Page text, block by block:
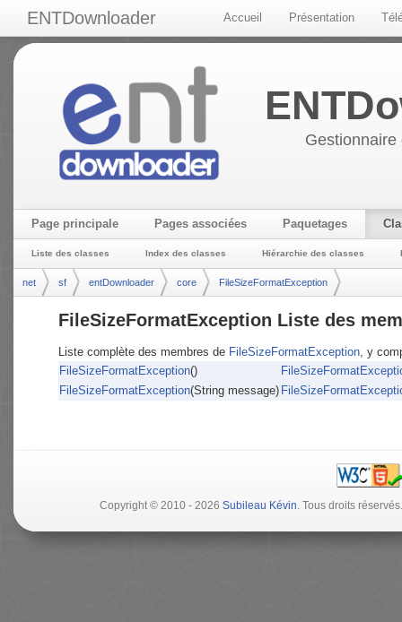
ENTDownloader Accueil Présentation
Page principale Pages associées Paquetages
Liste des classes Index des classes Hiérarchie des classes
net sf entDownloader core FileSizeFormatException
FileSizeFormatException Liste des
Liste complète des membres de FileSizeFormatException, y
FileSizeFormatException()
FileSizeFormatException(String message)
Copyright © 2010 - 2026 Subileau Kévin. Tous droits